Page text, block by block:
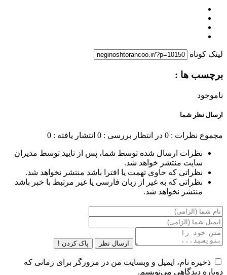
لینک کوتاه
برچسب ها :
ناموجود
ارسال نظر شما
مجموع نظرات : 0 در انتظار بررسی : 0 انتشار یافته : 0
نظرات ارسال شده توسط شما، پس از تایید توسط مدیران
سایت منتشر خواهد شد.
نظراتی که حاوی تهمت یا افترا باشد منتشر نخواهد شد.
نظراتی که به غیر از زبان فارسی یا غیر مرتبط با خبر باشد
منتشر نخواهد شد.
ارسال نظر پاک کردن !
ذخیره نام، ایمیل و وبسایت من در مرورگر برای زمانی که
دوباره دیدگاهی می‌نویسم.